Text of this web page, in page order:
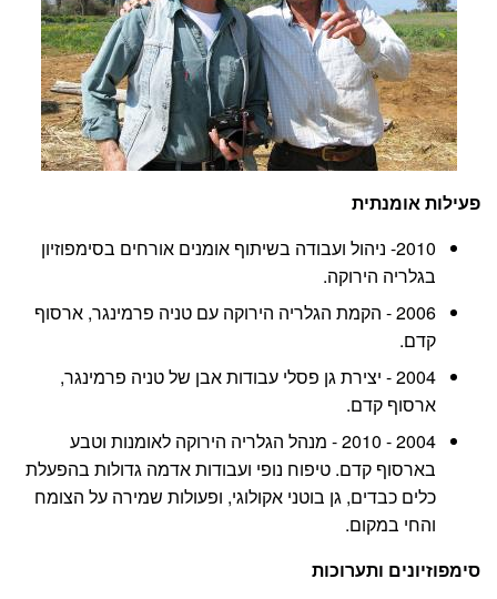
פעילות אומנתית
2010- ניהול ועבודה בשיתוף אומנים אורחים בסימפוזיון
בגלריה הירוקה.
2006 - הקמת הגלריה הירוקה עם טניה פרמינגר, ארסוף
קדם.
2004 - יצירת גן פסלי עבודות אבן של טניה פרמינגר,
ארסוף קדם.
2004 - 2010 - מנהל הגלריה הירוקה לאומנות וטבע
בארסוף קדם. טיפוח נופי ועבודות אדמה גדולות בהפעלת
כלים כבדים, גן בוטני אקולוגי, ופעולות שמירה על הצומח
והחי במקום.
סימפוזיונים ותערוכות